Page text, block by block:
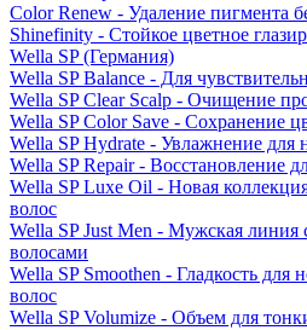
Color Renew - Удаление пигмента
Shinefinity - Стойкое цветное
Wella SP (Германия)
Wella SP Balance - Для
Wella SP Clear Scalp - Очищение
Wella SP Color Save - Сохранение
Wella SP Hydrate - Увлажнение для
Wella SP Repair - Восстановление
Wella SP Luxe Oil - Новая
волос
Wella SP Just Men - Мужская линия
волосами
Wella SP Smoothen - Гладкость
волос
Wella SP Volumize - Объем для